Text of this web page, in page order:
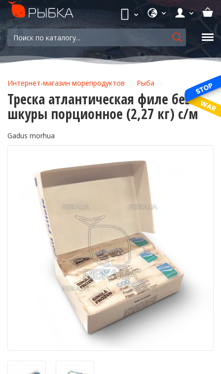
Интернет-магазин морепродуктов Рыба
Треска атлантическая филе без
шкуры порционное (2,27 кг) с/м
Gadus morhua